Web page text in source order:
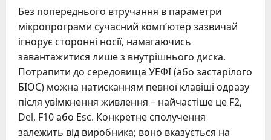
Без попереднього втручання в параметри
мікропрограми сучасний комп’ютер зазвичай
ігнорує сторонні носії, намагаючись
завантажитися лише з внутрішнього диска.
Потрапити до середовища УЕФІ (або застарілого
БІОС) можна натисканням певної клавіші одразу
після увімкнення живлення – найчастіше це F2,
Del, F10 або Esc. Конкретне сполучення
залежить від виробника; воно вказується на